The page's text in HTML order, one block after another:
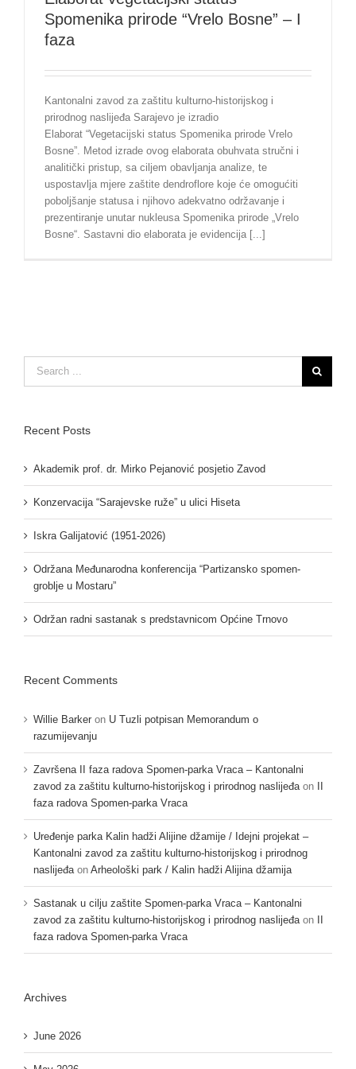
Spomenika prirode “Vrelo Bosne” – I
faza
Kantonalni zavod za zaštitu kulturno-historijskog i
prirodnog naslijeđa Sarajevo je izradio
Elaborat “Vegetacijski status Spomenika prirode Vrelo
Bosne”. Metod izrade ovog elaborata obuhvata stručni i
analitički pristup, sa ciljem obavljanja analize, te
uspostavlja mjere zaštite dendroflore koje će omogućiti
poboljšanje statusa i njihovo adekvatno održavanje i
prezentiranje unutar nukleusa Spomenika prirode „Vrelo
Bosne“. Sastavni dio elaborata je evidencija [...]
Recent Posts
Akademik prof. dr. Mirko Pejanović posjetio Zavod
Konzervacija “Sarajevske ruže” u ulici Hiseta
Iskra Galijatović (1951-2026)
Održana Međunarodna konferencija “Partizansko spomen-
groblje u Mostaru”
Održan radni sastanak s predstavnicom Općine Trnovo
Recent Comments
Willie Barker on U Tuzli potpisan Memorandum o
razumijevanju
Završena II faza radova Spomen-parka Vraca – Kantonalni
zavod za zaštitu kulturno-historijskog i prirodnog naslijeđa on II
faza radova Spomen-parka Vraca
Uređenje parka Kalin hadži Alijine džamije / Idejni projekat –
Kantonalni zavod za zaštitu kulturno-historijskog i prirodnog
naslijeđa on Arheološki park / Kalin hadži Alijina džamija
Sastanak u cilju zaštite Spomen-parka Vraca – Kantonalni
zavod za zaštitu kulturno-historijskog i prirodnog naslijeđa on II
faza radova Spomen-parka Vraca
Archives
June 2026